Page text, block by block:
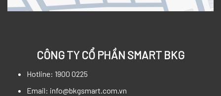
CÔNG TY CỔ PHẦN SMART BKG
Hotline: 1900 0225
Email: info@bkgsmart.com.vn